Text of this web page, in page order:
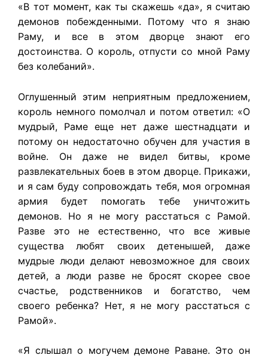
«В тот момент, как ты скажешь «да», я считаю
демонов побежденными. Потому что я знаю
Раму, и все в этом дворце знают его
достоинства. О король, отпусти со мной Раму
без колебаний».
Оглушенный этим неприятным предложением,
король немного помолчал и потом ответил: «О
мудрый, Раме еще нет даже шестнадцати и
потому он недостаточно обучен для участия в
войне. Он даже не видел битвы, кроме
развлекательных боев в этом дворце. Прикажи,
и я сам буду сопровождать тебя, моя огромная
армия будет помогать тебе уничтожить
демонов. Но я не могу расстаться с Рамой.
Разве это не естественно, что все живые
существа любят своих детенышей, даже
мудрые люди делают невозможное для своих
детей, а люди разве не бросят скорее свое
счастье, родственников и богатство, чем
своего ребенка? Нет, я не могу расстаться с
Рамой».
«Я слышал о могучем демоне Раване. Это он